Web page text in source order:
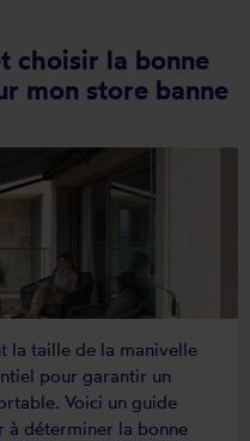
choisir la bonne
mon store banne
la taille de la manivelle
pour garantir un
Voici un guide
à déterminer la bonne